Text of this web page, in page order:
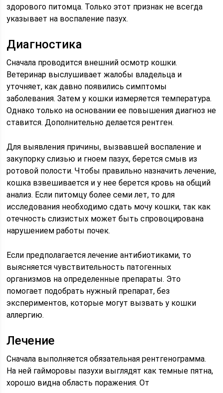
здорового питомца. Только этот признак не всегда
указывает на воспаление пазух.
Диагностика
Сначала проводится внешний осмотр кошки.
Ветеринар выслушивает жалобы владельца и
уточняет, как давно появились симптомы
заболевания. Затем у кошки измеряется температура.
Однако только на основании ее повышения диагноз не
ставится. Дополнительно делается рентген.
Для выявления причины, вызвавшей воспаление и
закупорку слизью и гноем пазух, берется смыв из
ротовой полости. Чтобы правильно назначить лечение,
кошка взвешивается и у нее берется кровь на общий
анализ. Если питомцу более семи лет, то для
исследования необходимо сдать мочу кошки, так как
отечность слизистых может быть спровоцирована
нарушением работы почек.
Если предполагается лечение антибиотиками, то
выясняется чувствительность патогенных
организмов на определенные препараты. Это
помогает подобрать нужный препарат, без
экспериментов, которые могут вызвать у кошки
аллергию.
Лечение
Сначала выполняется обязательная рентгенограмма.
На ней гайморовы пазухи выглядят как темные пятна,
хорошо видна область поражения. От